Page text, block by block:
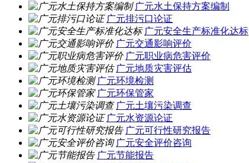
广元水土保持方案编制
广元排污口论证
广元安全生产标准化达标
广元交通影响评价
广元职业病危害评价
广元地质灾害评估
广元环境检测
广元环保管家
广元土壤污染调查
广元水资源论证
广元可行性研究报告
广元安全评价咨询
广元节能报告